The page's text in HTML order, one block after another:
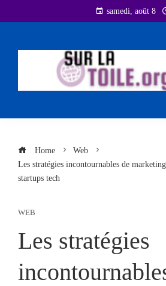
to
samedi, août 8
Home
Web
Les stratégies incontournables de
startups tech
WEB
Les stratégies